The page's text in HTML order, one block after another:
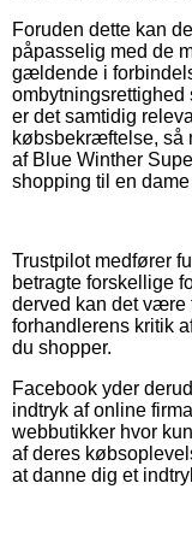
Foruden dette kan
påpasselig med de
gældende i
ombytningsrettighed
er det samtidig
købsbekræftelse, så
af Blue Winther
shopping til en
Trustpilot medfører
betragte forskellige
derved kan det
forhandlerens kritik
du shopper.
Facebook yder
indtryk af online
webbutikker hvor
af deres
at danne dig et